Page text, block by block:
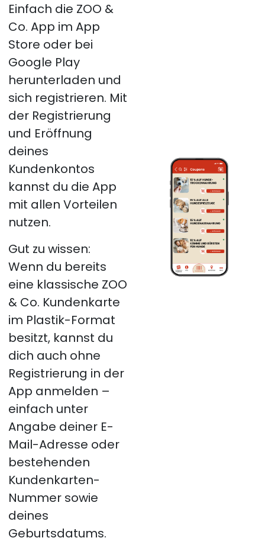
Einfach die ZOO &
Co. App im App
Store oder bei
Google Play
herunterladen und
sich registrieren. Mit
der Registrierung
und Eröffnung
deines
Kundenkontos
kannst du die App
mit allen Vorteilen
nutzen.
Gut zu wissen:
Wenn du bereits
eine klassische ZOO
& Co. Kundenkarte
im Plastik-Format
besitzt, kannst du
dich auch ohne
Registrierung in der
App anmelden –
einfach unter
Angabe deiner E-
Mail-Adresse oder
bestehenden
Kundenkarten-
Nummer sowie
deines
Geburtsdatums.